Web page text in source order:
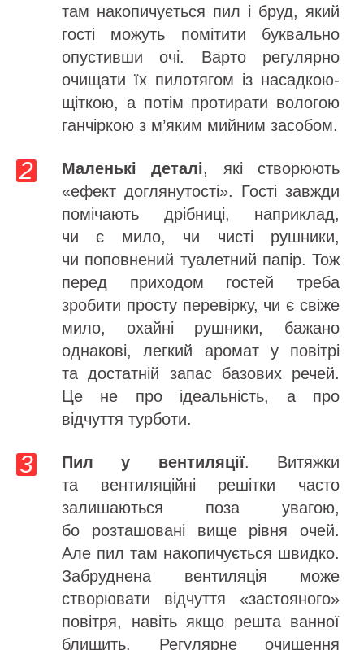
там накопичується пил і бруд, який
гості можуть помітити буквально
опустивши очі. Варто регулярно
очищати їх пилотягом із насадкою-
щіткою, а потім протирати вологою
ганчіркою з м’яким мийним засобом.
Маленькі деталі, які створюють
«ефект доглянутості». Гості завжди
помічають дрібниці, наприклад,
чи є мило, чи чисті рушники,
чи поповнений туалетний папір. Тож
перед приходом гостей треба
зробити просту перевірку, чи є свіже
мило, охайні рушники, бажано
однакові, легкий аромат у повітрі
та достатній запас базових речей.
Це не про ідеальність, а про
відчуття турботи.
Пил у вентиляції. Витяжки
та вентиляційні решітки часто
залишаються поза увагою,
бо розташовані вище рівня очей.
Але пил там накопичується швидко.
Забруднена вентиляція може
створювати відчуття «застояного»
повітря, навіть якщо решта ванної
блищить. Регулярне очищення